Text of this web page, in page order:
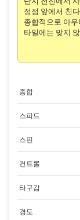
정점 앞에서 친
종합적으로 아
타일에는 맞지
종합
스피드
스핀
컨트롤
타구감
경도